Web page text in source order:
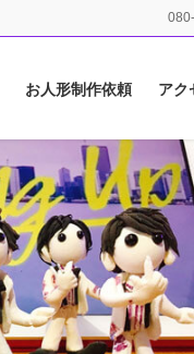
お人形制作依頼 アク